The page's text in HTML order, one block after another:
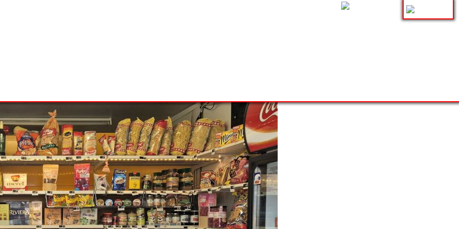
v Prešove blízko centra.